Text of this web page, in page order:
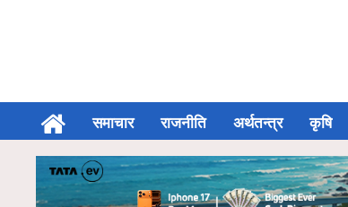
समाचार राजनीति अर्थतन्त्र कृषि